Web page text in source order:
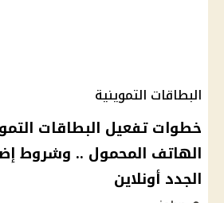
البطاقات التموينية
خطوات تفعيل البطاقات
الهاتف المحمول .. وشروط
الجدد أونلاين